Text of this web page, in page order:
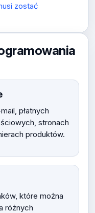
zostać
płatnych
stronach
produktów.
które można
różnych